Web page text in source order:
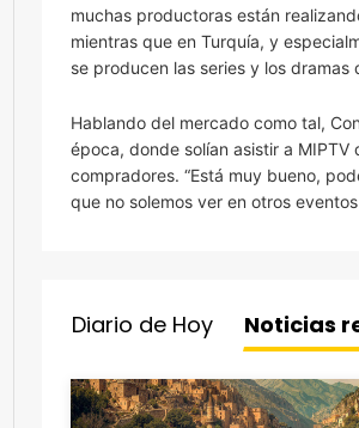
muchas productoras están
mientras que en Turquía, y
se producen las series y los
Hablando del mercado como tal,
época, donde solían asistir a
compradores. “Está muy bueno,
que no solemos ver en otros
Diario de Hoy Noticias